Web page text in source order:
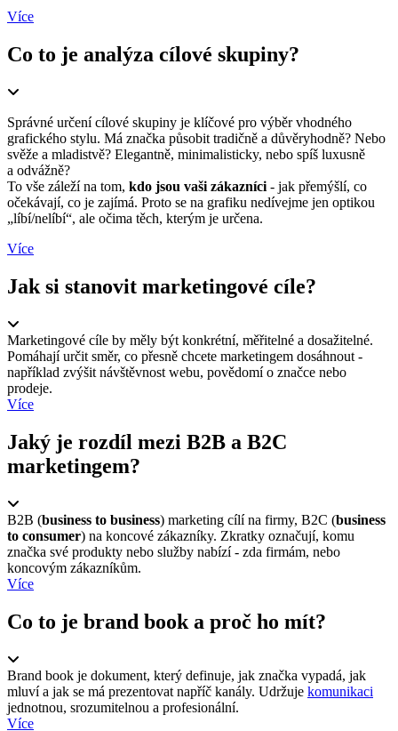
Více
Co to je analýza cílové skupiny?
Správné určení cílové skupiny je klíčové pro výběr vhodného
grafického stylu. Má značka působit tradičně a důvěryhodně? Nebo
svěže a mladistvě? Elegantně, minimalisticky, nebo spíš luxusně
a odvážně?
To vše záleží na tom, kdo jsou vaši zákazníci - jak přemýšlí, co
očekávají, co je zajímá. Proto se na grafiku nedívejme jen optikou
„líbí/nelíbí“, ale očima těch, kterým je určena.
Více
Jak si stanovit marketingové cíle?
Marketingové cíle by měly být konkrétní, měřitelné a dosažitelné.
Pomáhají určit směr, co přesně chcete marketingem dosáhnout -
například zvýšit návštěvnost webu, povědomí o značce nebo
prodeje.
Více
Jaký je rozdíl mezi B2B a B2C
marketingem?
B2B (business to business) marketing cílí na firmy, B2C (business
to consumer) na koncové zákazníky. Zkratky označují, komu
značka své produkty nebo služby nabízí - zda firmám, nebo
koncovým zákazníkům.
Více
Co to je brand book a proč ho mít?
Brand book je dokument, který definuje, jak značka vypadá, jak
mluví a jak se má prezentovat napříč kanály. Udržuje komunikaci
jednotnou, srozumitelnou a profesionální.
Více